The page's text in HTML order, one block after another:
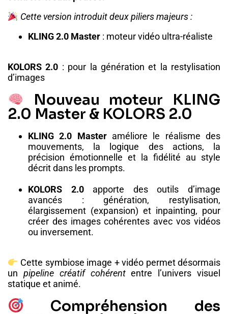
Cette version introduit deux piliers majeurs :
KLING 2.0 Master : moteur vidéo ultra-réaliste
KOLORS 2.0 : pour la génération et la restylisation
d’images
Nouveau moteur KLING
2.0 Master & KOLORS 2.0
KLING 2.0 Masteraméliore le réalisme des
mouvements, la logique des actions, la
précision émotionnelle et la fidélité au style
décrit dans les prompts.
KOLORS 2.0apporte des outils d’image
avancés : génération, restylisation,
élargissement (expansion) et inpainting, pour
créer des images cohérentes avec vos vidéos
ou inversement.
Cette symbiose image + vidéo permet désormais
un pipeline créatif cohérententre l’univers visuel
statique et animé.
Compréhension des